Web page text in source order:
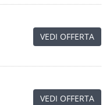
VEDI OFFERTA
VEDI OFFERTA